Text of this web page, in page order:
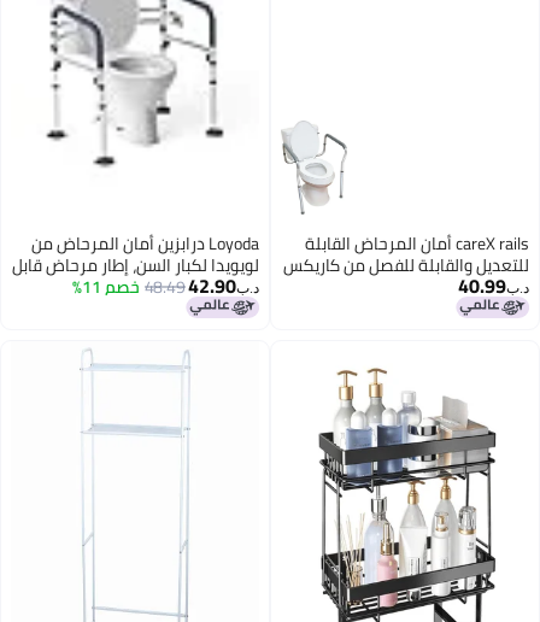
careX rails أمان المرحاض القابلة
للتعديل والقابلة للفصل من كاريكس
مع مقابض لكبار السن وذوي الإعاقة
إطار أمان المرحاض الثقيل غير القابل
د.ب‏40.99
Loyoda درابزين أمان المرحاض من
لويويدا لكبار السن، إطار مرحاض قابل
للتعديل في الارتفاع، مقابض مرحاض
قابلة للتعديل، درابزين المرحاض يوفر
د.ب‏42.90
48.49خصم 11%